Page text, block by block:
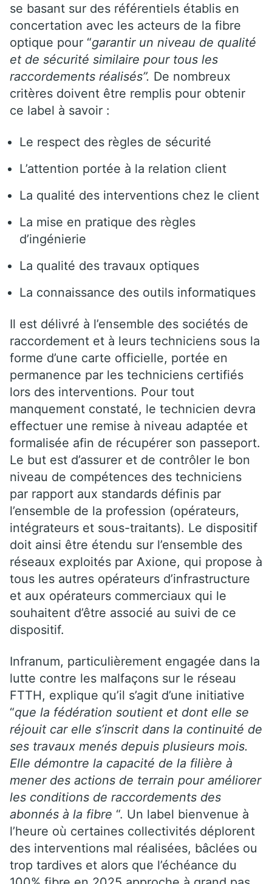
se basant sur des référentiels établis en
concertation avec les acteurs de la fibre
optique pour “garantir un niveau de qualité
et de sécurité similaire pour tous les
raccordements réalisés”. De nombreux
critères doivent être remplis pour obtenir
ce label à savoir :
Le respect des règles de sécurité
L’attention portée à la relation client
La qualité des interventions chez le client
La mise en pratique des règles
d’ingénierie
La qualité des travaux optiques
La connaissance des outils informatiques
Il est délivré à l’ensemble des sociétés de
raccordement et à leurs techniciens sous la
forme d’une carte officielle, portée en
permanence par les techniciens certifiés
lors des interventions. Pour tout
manquement constaté, le technicien devra
effectuer une remise à niveau adaptée et
formalisée afin de récupérer son passeport.
Le but est d’assurer et de contrôler le bon
niveau de compétences des techniciens
par rapport aux standards définis par
l’ensemble de la profession (opérateurs,
intégrateurs et sous-traitants). Le dispositif
doit ainsi être étendu sur l’ensemble des
réseaux exploités par Axione, qui propose à
tous les autres opérateurs d’infrastructure
et aux opérateurs commerciaux qui le
souhaitent d’être associé au suivi de ce
dispositif.
Infranum, particulièrement engagée dans la
lutte contre les malfaçons sur le réseau
FTTH, explique qu’il s’agit d’une initiative
“que la fédération soutient et dont elle se
réjouit car elle s’inscrit dans la continuité de
ses travaux menés depuis plusieurs mois.
Elle démontre la capacité de la filière à
mener des actions de terrain pour améliorer
les conditions de raccordements des
abonnés à la fibre “. Un label bienvenue à
l’heure où certaines collectivités déplorent
des interventions mal réalisées, bâclées ou
trop tardives et alors que l’échéance du